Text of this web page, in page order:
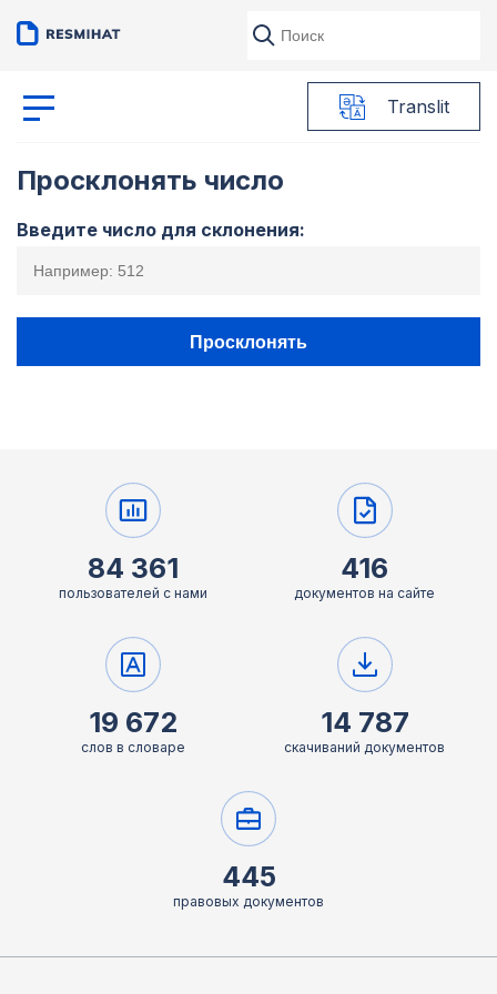
Translit
Просклонять число
Введите число для склонения:
Просклонять
84 361
пользователей с нами
416
документов на сайте
19 672
слов в словаре
14 787
скачиваний документов
445
правовых документов